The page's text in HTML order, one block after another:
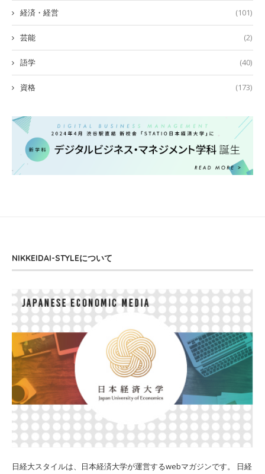
経済・経営 (101)
芸能 (2)
語学 (40)
資格 (173)
NIKKEIDAI-STYLEについて
日経大スタイルは、日本経済大学が運営するwebマガジンです。 日経